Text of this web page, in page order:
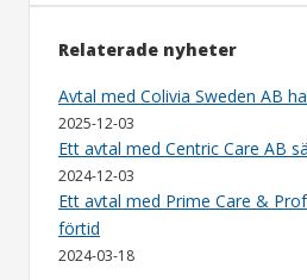
Relaterade nyheter
Avtal med Colivia Sweden AB
2025-12-03
Ett avtal med Centric Care AB
2024-12-03
Ett avtal med Prime Care &
förtid
2024-03-18